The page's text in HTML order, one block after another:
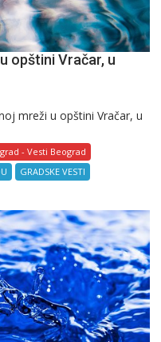
opštini Vračar, u
mreži u opštini Vračar, u
- Vesti Beograd
GRADSKE VESTI